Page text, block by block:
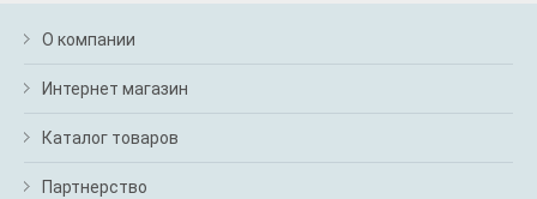
О компании
Интернет магазин
Каталог товаров
Партнерство